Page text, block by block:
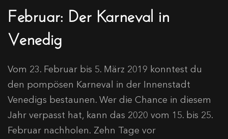
Februar: Der Karneval in
Venedig
Vom 23. Februar bis 5. März 2019 konntest du
den pompösen Karneval in der Innenstadt
Venedigs bestaunen. Wer die Chance in diesem
Jahr verpasst hat, kann das 2020 vom 15. bis 25.
Februar nachholen. Zehn Tage vor